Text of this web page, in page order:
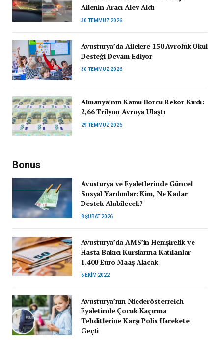
Ailenin Aracı Alev Aldı
30 TEMMUZ 2026
Avusturya’da Ailelere 150 Avroluk Okul
Desteği Devam Ediyor
30 TEMMUZ 2026
Almanya’nın Kamu Borcu Rekor Kırdı:
2,66 Trilyon Avroya Ulaştı
29 TEMMUZ 2026
Bonus
Avusturya ve Eyaletlerinde Güncel
Sosyal Yardımlar: Kim, Ne Kadar
Destek Alabilecek?
8 ŞUBAT 2026
Avusturya’da AMS’in Hemşirelik ve
Hasta Bakıcı Kurslarına Katılanlar
1.400 Euro Maaş Alacak
6 EKIM 2022
Avusturya’nın Niederösterreich
Eyaletinde Çocuk Kaçırma
Tehditlerine Karşı Polis Harekete
Geçti